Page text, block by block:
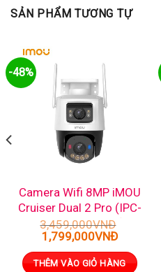
SẢN PHẨM TƯƠNG TỰ
-48%
Camera Wifi 8MP iMOU
Cruiser Dual 2 Pro (IPC-
S7XFP-8U0WED)
3,459,000VNĐ
Giá
là:
1,799,000VNĐGiá
tại
THÊM VÀO GIỎ HÀNG